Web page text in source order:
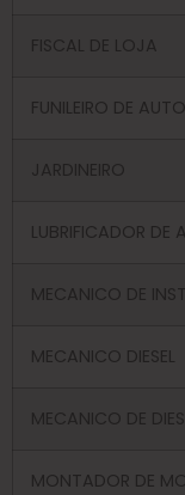
FISCAL DE LOJA
FUNILEIRO DE
JARDINEIRO
LUBRIFICADOR DE
MECANICO DE
MECANICO DIESEL
MECANICO DE
MONTADOR DE